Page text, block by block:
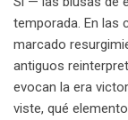
temporada. En las
marcado
antiguos
evocan la era
viste, qué